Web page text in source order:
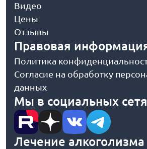
Видео
Цены
Отзывы
Правовая
Политика
Согласие на обработку
данных
Мы в социальных
Лечение алкоголизма